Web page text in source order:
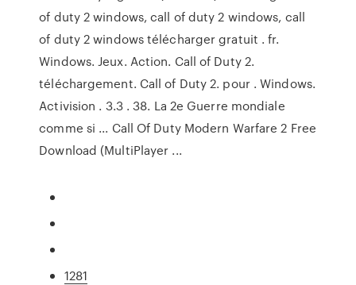
of duty 2 windows, call of duty 2 windows, call
of duty 2 windows télécharger gratuit . fr.
Windows. Jeux. Action. Call of Duty 2.
téléchargement. Call of Duty 2. pour . Windows.
Activision . 3.3 . 38. La 2e Guerre mondiale
comme si ... Call Of Duty Modern Warfare 2 Free
Download (MultiPlayer ...
1281